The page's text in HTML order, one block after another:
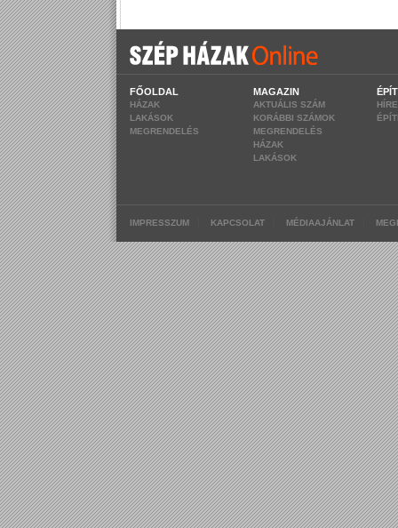
FŐOLDAL
HÁZAK
LAKÁSOK
MEGRENDELÉS
MAGAZIN
AKTUÁLIS SZÁM
KORÁBBI SZÁMOK
MEGRENDELÉS
HÁZAK
LAKÁSOK
IMPRESSZUM KAPCSOLAT MÉDIAAJÁNLAT